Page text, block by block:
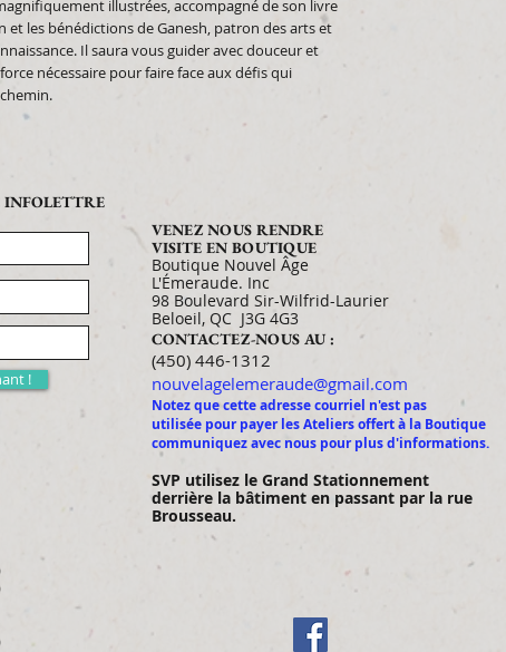
illustrées, accompagné de son livre
les bénédictions de Ganesh, patron des arts et
Il saura vous guider avec douceur et
nécessaire pour faire face aux défis qui
INFOLETTRE
!
VENEZ NOUS RENDRE
VISITE EN BOUTIQUE
Boutique Nouvel Âge
L'Émeraude. Inc
98 Boulevard Sir-Wilfrid-Laurier
Beloeil, QC J3G 4G3
CONTACTEZ-NOUS AU :
​​​​​​​​​​​​​​​​​​​​(450) 446-1312
nouvelagelemeraude@gmail.com
Notez que cette adresse courriel n'est pas
utilisée pour payer les Ateliers offert à la Boutique
communiquez avec nous pour plus d'informations.
SVP utilisez le Grand Stationnement
derrière la bâtiment en passant par la rue
Brousseau.